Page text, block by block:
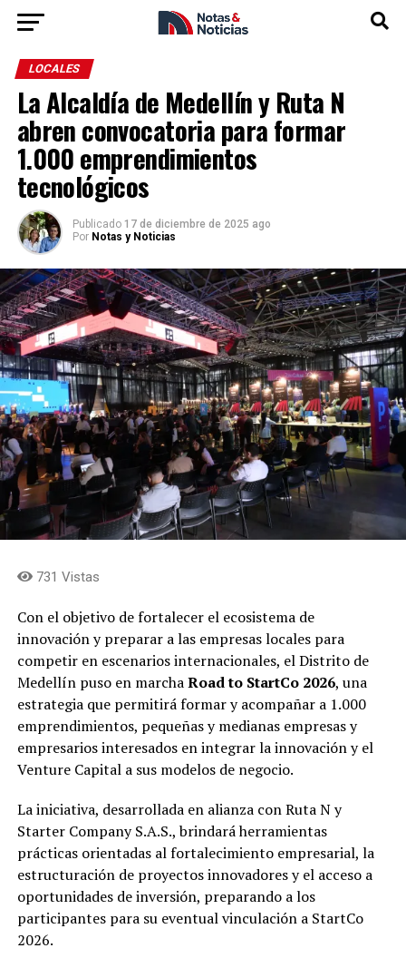
LOCALES
La Alcaldía de Medellín y Ruta N
abren convocatoria para formar
1.000 emprendimientos
tecnológicos
Publicado 17 de diciembre de 2025 ago
Por Notas y Noticias
731 Vistas
Con el objetivo de fortalecer el ecosistema de
innovación y preparar a las empresas locales para
competir en escenarios internacionales, el Distrito de
Medellín puso en marchaRoad to StartCo 2026, una
estrategia que permitirá formar y acompañar a 1.000
emprendimientos, pequeñas y medianas empresas y
empresarios interesados en integrar la innovación y el
Venture Capital a sus modelos de negocio.
La iniciativa, desarrollada en alianza con Ruta N y
Starter Company S.A.S., brindará herramientas
prácticas orientadas al fortalecimiento empresarial, la
estructuración de proyectos innovadores y el acceso a
oportunidades de inversión, preparando a los
participantes para su eventual vinculación a StartCo
2026.